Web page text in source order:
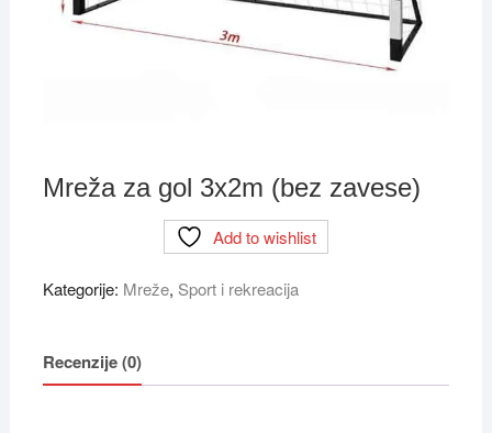
Mreža za gol 3x2m (bez zavese)
Add to wishlist
Kategorije: Mreže, Sport i rekreacija
Recenzije (0)